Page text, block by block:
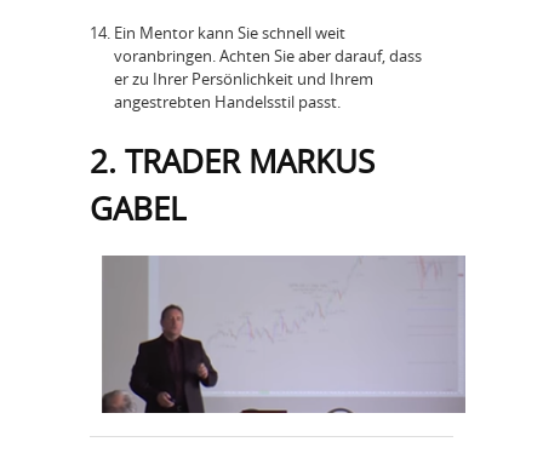
Ein Mentor kann Sie schnell weit
voranbringen. Achten Sie aber darauf, dass
er zu Ihrer Persönlichkeit und Ihrem
angestrebten Handelsstil passt.
2. TRADER MARKUS
GABEL